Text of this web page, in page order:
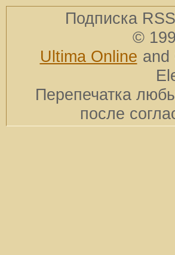
Подписка
©
Ultima Online and
Перепечатка
после